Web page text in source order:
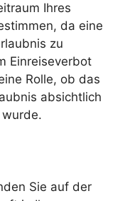
Ihres
da eine
zu
Einreiseverbot
Rolle, ob das
absichtlich
Sie auf der